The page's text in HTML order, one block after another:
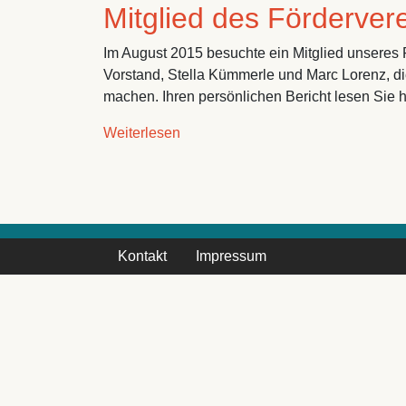
Mitglied des
Im August 2015 besuchte ein Mitglied
Vorstand, Stella Kümmerle und Marc Lorenz,
machen. Ihren persönlichen Bericht lesen Sie
Weiterlesen
Kontakt Impressum